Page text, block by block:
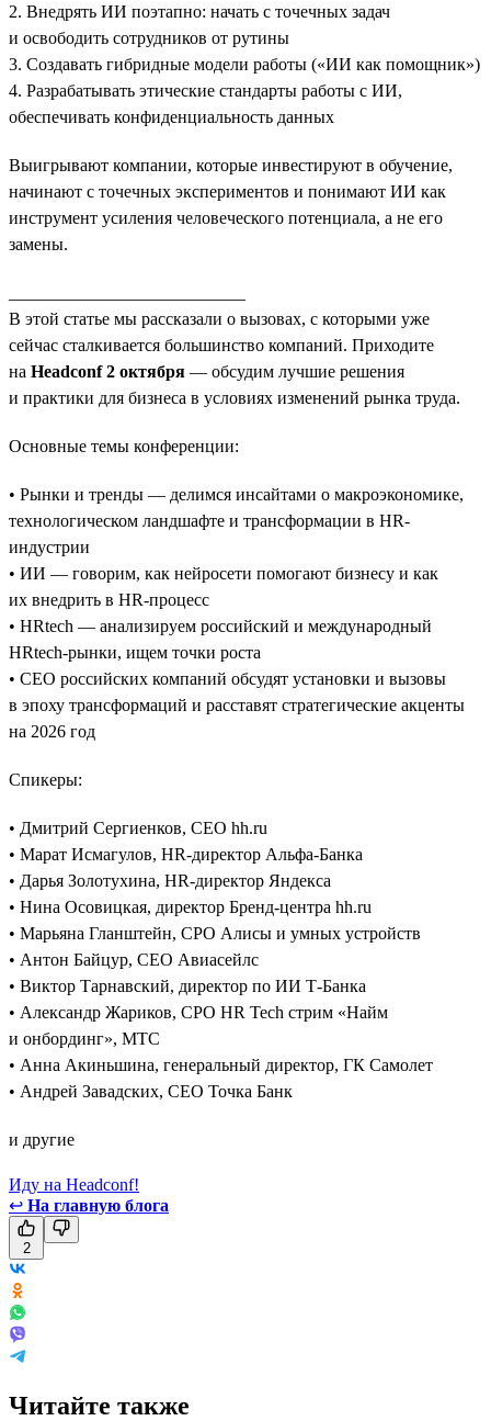
2. Внедрять ИИ поэтапно: начать с точечных задач
и освободить сотрудников от рутины
3. Создавать гибридные модели работы («ИИ как помощник»)
4. Разрабатывать этические стандарты работы с ИИ,
обеспечивать конфиденциальность данных
Выигрывают компании, которые инвестируют в обучение,
начинают с точечных экспериментов и понимают ИИ как
инструмент усиления человеческого потенциала, а не его
замены.
В этой статье мы рассказали о вызовах, с которыми уже
сейчас сталкивается большинство компаний. Приходите
на Headconf 2 октября — обсудим лучшие решения
и практики для бизнеса в условиях изменений рынка труда.
Основные темы конференции:
• Рынки и тренды — делимся инсайтами о макроэкономике,
технологическом ландшафте и трансформации в HR-
индустрии
• ИИ — говорим, как нейросети помогают бизнесу и как
их внедрить в HR-процесс
• HRtech — анализируем российский и международный
HRtech-рынки, ищем точки роста
• CEO российских компаний обсудят установки и вызовы
в эпоху трансформаций и расставят стратегические акценты
на 2026 год
Спикеры:
• Дмитрий Сергиенков, CEO hh.ru
• Марат Исмагулов, HR-директор Альфа-Банка
• Дарья Золотухина, HR-директор Яндекса
• Нина Осовицкая, директор Бренд-центра hh.ru
• Марьяна Гланштейн, CPO Алисы и умных устройств
• Антон Байцур, CEO Авиасейлс
• Виктор Тарнавский, директор по ИИ Т-Банка
• Александр Жариков, CPO HR Tech стрим «Найм
и онбординг», МТС
• Анна Акиньшина, генеральный директор, ГК Самолет
• Андрей Завадских, СЕО Точка Банк
и другие
Иду на Headconf!
↩ На главную блога
2
Читайте также